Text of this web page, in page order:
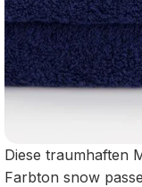
Diese traumhaften
Farbton snow